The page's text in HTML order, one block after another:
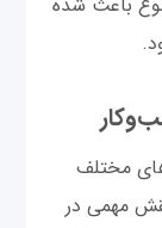
مختلف
مهمی در